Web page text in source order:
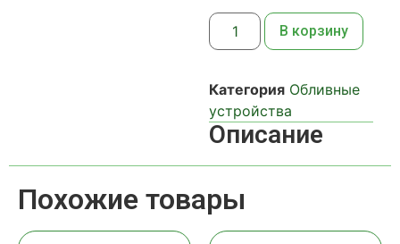
В корзину
Категория Обливные
устройства
Описание
Похожие товары